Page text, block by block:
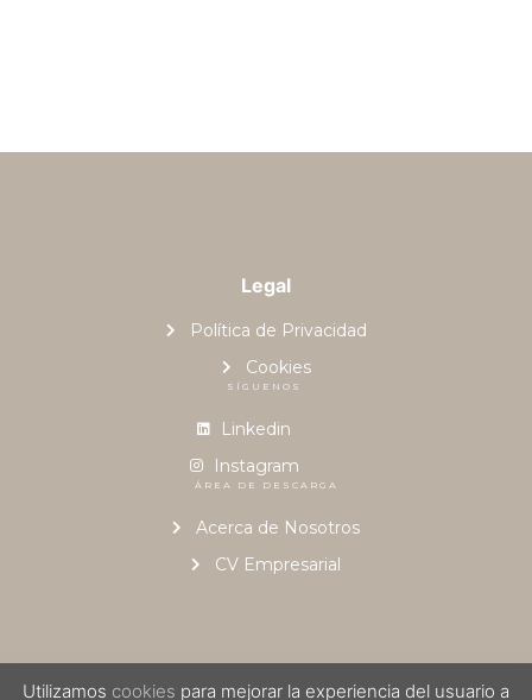
Legal
Política de Privacidad
Cookies
SÍGUENOS
Linkedin
Instagram
ÁREA DE DESCARGA
Acerca de Nosotros
CV Empresarial
Utilizamos cookies para mejorar la experiencia del usuario a